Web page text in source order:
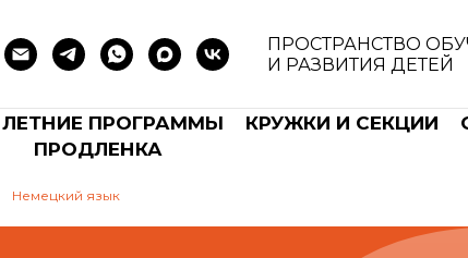
ПРОСТРАНСТВО
И РАЗВИТИЯ ДЕТЕЙ
ЛЕТНИЕ ПРОГРАММЫ КРУЖКИ И СЕКЦИИ
ПРОДЛЕНКА
Немецкий язык